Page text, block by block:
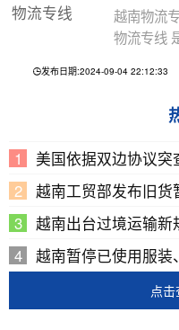
越南物流
物流专线
发布日期:2024-09-04 22:12:33
美国依据双边协议
越南工贸部发布旧货
越南出台过境运输
越南暂停已使用服
点